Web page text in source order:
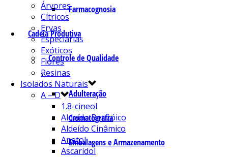
Farmacognosia
Cadeia Produtiva
Controle de Qualidade
Adulteração
Cromatografia
Embalagens e Armazenamento
Árvores
Cítricos
Ervas
Especiarias
Exóticos
Flores
Resinas
Isolados Naturais
A – D
1.8-cineol
Aldeído Benzóico
Aldeído Cinâmico
Anetol
Ascaridol